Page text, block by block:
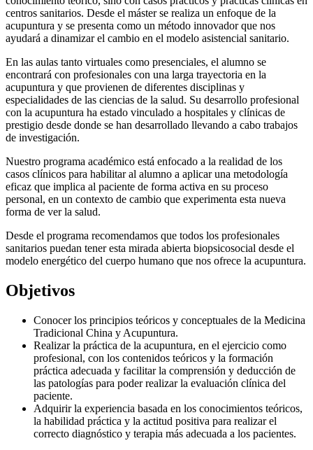
centros sanitarios. Desde el máster se realiza un enfoque de la
acupuntura y se presenta como un método innovador que nos
ayudará a dinamizar el cambio en el modelo asistencial sanitario.
En las aulas tanto virtuales como presenciales, el alumno se
encontrará con profesionales con una larga trayectoria en la
acupuntura y que provienen de diferentes disciplinas y
especialidades de las ciencias de la salud. Su desarrollo profesional
con la acupuntura ha estado vinculado a hospitales y clínicas de
prestigio desde donde se han desarrollado llevando a cabo trabajos
de investigación.
Nuestro programa académico está enfocado a la realidad de los
casos clínicos para habilitar al alumno a aplicar una metodología
eficaz que implica al paciente de forma activa en su proceso
personal, en un contexto de cambio que experimenta esta nueva
forma de ver la salud.
Desde el programa recomendamos que todos los profesionales
sanitarios puedan tener esta mirada abierta biopsicosocial desde el
modelo energético del cuerpo humano que nos ofrece la acupuntura.
Objetivos
Conocer los principios teóricos y conceptuales de la Medicina
Tradicional China y Acupuntura.
Realizar la práctica de la acupuntura, en el ejercicio como
profesional, con los contenidos teóricos y la formación
práctica adecuada y facilitar la comprensión y deducción de
las patologías para poder realizar la evaluación clínica del
paciente.
Adquirir la experiencia basada en los conocimientos teóricos,
la habilidad práctica y la actitud positiva para realizar el
correcto diagnóstico y terapia más adecuada a los pacientes.